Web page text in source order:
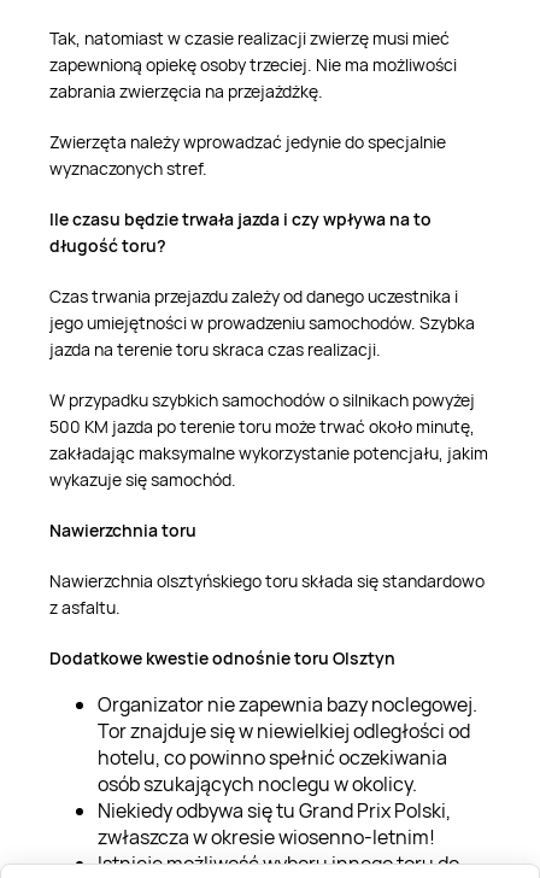
Tak, natomiast w czasie realizacji zwierzę musi mieć
zapewnioną opiekę osoby trzeciej. Nie ma możliwości
zabrania zwierzęcia na przejażdżkę.
Zwierzęta należy wprowadzać jedynie do specjalnie
wyznaczonych stref.
Ile czasu będzie trwała jazda i czy wpływa na to
długość toru?
Czas trwania przejazdu zależy od danego uczestnika i
jego umiejętności w prowadzeniu samochodów. Szybka
jazda na terenie toru skraca czas realizacji.
W przypadku szybkich samochodów o silnikach powyżej
500 KM jazda po terenie toru może trwać około minutę,
zakładając maksymalne wykorzystanie potencjału, jakim
wykazuje się samochód.
Nawierzchnia toru
Nawierzchnia olsztyńskiego toru składa się standardowo
z asfaltu.
Dodatkowe kwestie odnośnie toru Olsztyn
Organizator nie zapewnia bazy noclegowej.
Tor znajduje się w niewielkiej odległości od
hotelu, co powinno spełnić oczekiwania
osób szukających noclegu w okolicy.
Niekiedy odbywa się tu Grand Prix Polski,
zwłaszcza w okresie wiosenno-letnim!
Istnieje możliwość wyboru innego toru do